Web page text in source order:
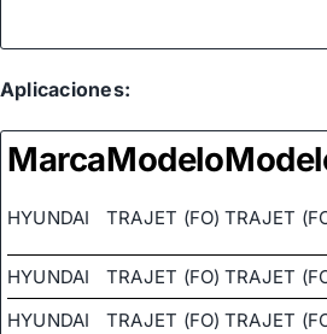
Aplicaciones:
MarcaModelo
HYUNDAI TRAJET (FO) TRAJET
HYUNDAI TRAJET (FO) TRAJET
HYUNDAI
TRAJET (FO) TRAJET